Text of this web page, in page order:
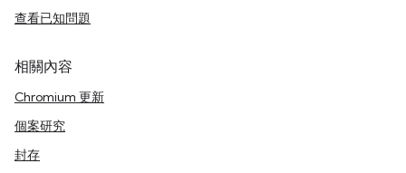
查看已知問題
相關內容
Chromium 更新
個案研究
封存